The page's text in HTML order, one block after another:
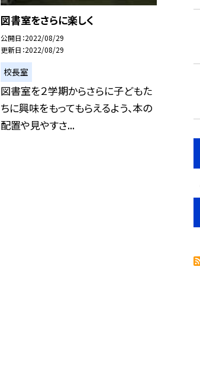
図書室をさらに楽しく
公開日 2022/08/29
更新日 2022/08/29
校長室
図書室を２学期からさらに子どもた
ちに興味をもってもらえるよう、本の
配置や見やすさ...